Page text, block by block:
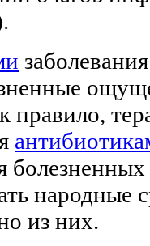
правило,
народные
из них.